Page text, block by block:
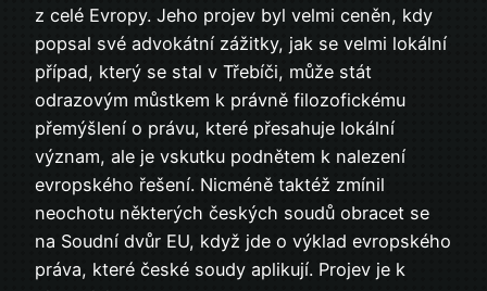
z celé Evropy. Jeho projev byl velmi ceněn, kdy
popsal své advokátní zážitky, jak se velmi lokální
případ, který se stal v Třebíči, může stát
odrazovým můstkem k právně filozofickému
přemýšlení o právu, které přesahuje lokální
význam, ale je vskutku podnětem k nalezení
evropského řešení. Nicméně taktéž zmínil
neochotu některých českých soudů obracet se
na Soudní dvůr EU, když jde o výklad evropského
práva, které české soudy aplikují. Projev je k